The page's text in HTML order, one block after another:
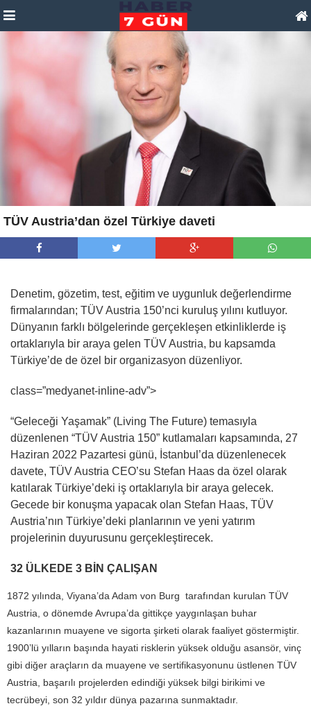
TÜV Austria’dan özel Türkiye daveti
Denetim, gözetim, test, eğitim ve uygunluk değerlendirme
firmalarından; TÜV Austria 150’nci kuruluş yılını kutluyor.
Dünyanın farklı bölgelerinde gerçekleşen etkinliklerde iş
ortaklarıyla bir araya gelen TÜV Austria, bu kapsamda
Türkiye’de de özel bir organizasyon düzenliyor.
class=”medyanet-inline-adv”>
“Geleceği Yaşamak” (Living The Future) temasıyla
düzenlenen “TÜV Austria 150” kutlamaları kapsamında, 27
Haziran 2022 Pazartesi günü, İstanbul’da düzenlenecek
davete, TÜV Austria CEO’su Stefan Haas da özel olarak
katılarak Türkiye’deki iş ortaklarıyla bir araya gelecek.
Gecede bir konuşma yapacak olan Stefan Haas, TÜV
Austria’nın Türkiye’deki planlarının ve yeni yatırım
projelerinin duyurusunu gerçekleştirecek.
32 ÜLKEDE 3 BİN ÇALIŞAN
1872 yılında, Viyana’da Adam von Burg tarafından kurulan TÜV
Austria, o dönemde Avrupa’da gittikçe yaygınlaşan buhar
kazanlarının muayene ve sigorta şirketi olarak faaliyet göstermiştir.
1900’lü yılların başında hayati risklerin yüksek olduğu asansör, vinç
gibi diğer araçların da muayene ve sertifikasyonunu üstlenen TÜV
Austria, başarılı projelerden edindiği yüksek bilgi birikimi ve
tecrübeyi, son 32 yıldır dünya pazarına sunmaktadır.